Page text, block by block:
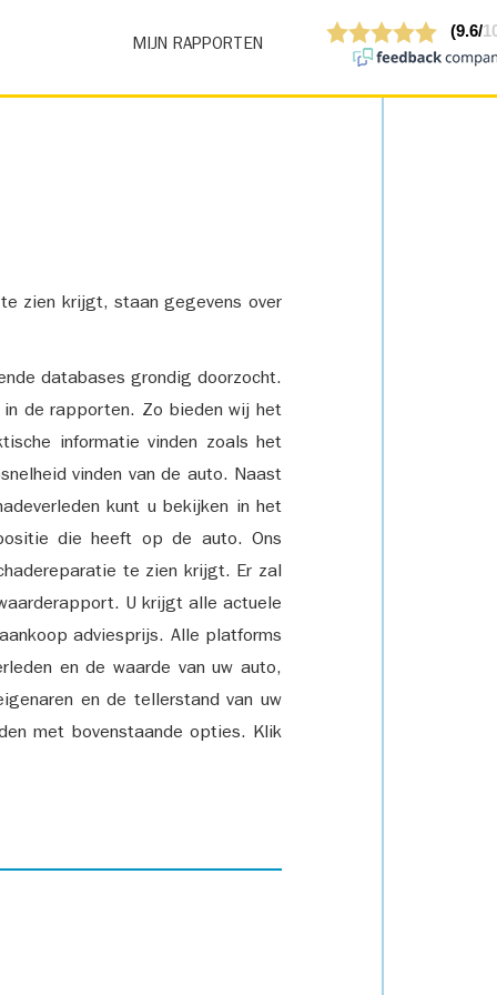
MIJN RAPPORTEN
zien krijgt, staan gegevens over
databases grondig doorzocht.
de rapporten. Zo bieden wij het
informatie vinden zoals het
vinden van de auto. Naast
kunt u bekijken in het
die heeft op de auto. Ons
te zien krijgt. Er zal
U krijgt alle actuele
adviesprijs. Alle platforms
en de waarde van uw auto,
en de tellerstand van uw
met bovenstaande opties. Klik